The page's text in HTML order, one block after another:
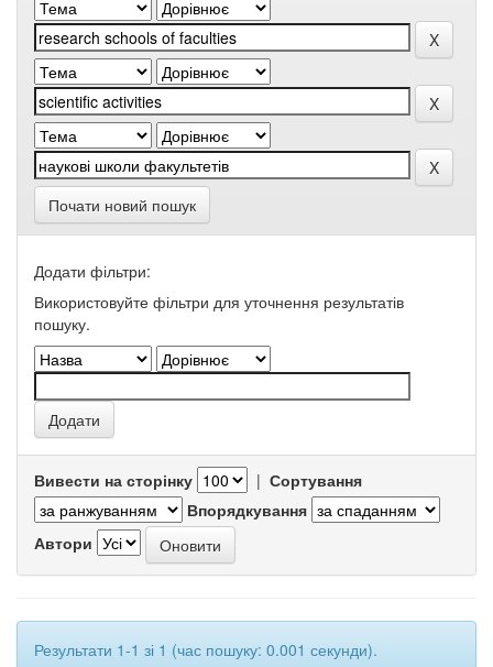
Почати новий пошук
Додати фільтри:
Використовуйте фільтри для уточнення результатів
пошуку.
Вивести на сторінку | Сортування
Впорядкування
Автори
Результати 1-1 зі 1 (час пошуку: 0.001 секунди).